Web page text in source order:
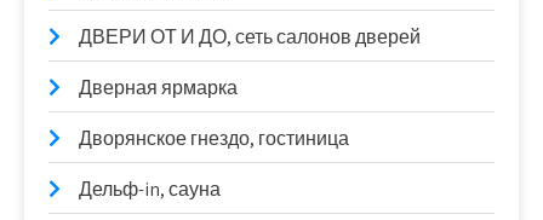
ДВЕРИ ОТ И ДО, сеть салонов дверей
Дверная ярмарка
Дворянское гнездо, гостиница
Дельф-in, сауна